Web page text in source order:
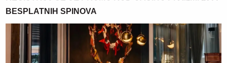
BESPLATNIH SPINOVA